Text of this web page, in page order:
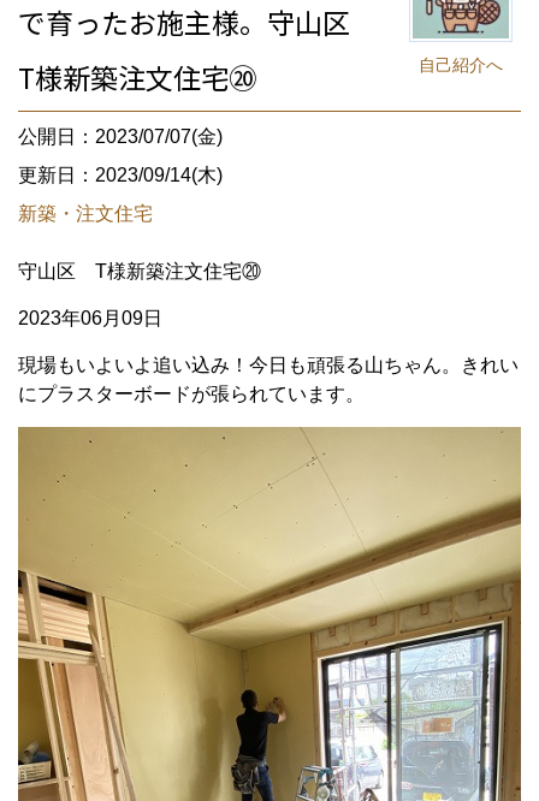
自己紹介へ
で育ったお施主様。守山区
T様新築注文住宅⑳
公開日：2023/07/07(金)
更新日：2023/09/14(木)
新築・注文住宅
守山区 T様新築注文住宅⑳
2023年06月09日
現場もいよいよ追い込み！今日も頑張る山ちゃん。きれい
にプラスターボードが張られています。